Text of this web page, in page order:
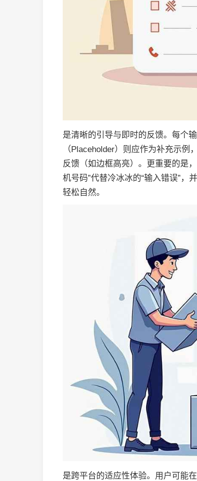
是清晰的引导与即时的反馈。每个
（Placeholder）则应作为补充示
反馈（如边框高亮）。更重要的是
机号码”代替冷冰冰的“输入错误”，
轻松自然。
是跨平台的适应性体验。用户可能